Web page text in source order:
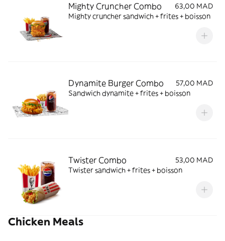
Mighty Cruncher Combo
63,00 MAD
Mighty cruncher sandwich + frites + boisson
Dynamite Burger Combo
57,00 MAD
Sandwich dynamite + frites + boisson
Twister Combo
53,00 MAD
Twister sandwich + frites + boisson
Chicken Meals